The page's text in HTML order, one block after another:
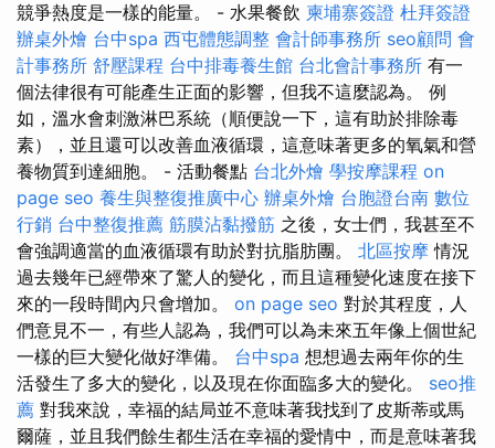
競爭熱度是一樣的能量。 - 水果餐飲 柬埔寨簽證 杜拜簽證
辦桌外燴 台中spa 西屯體態調整 會計師事務所 seo顧問 會
計事務所 舒壓課程 台中排毒養生館 台北會計事務所 有一
個法律很有可能產生正面的影響，但我不這麼認為。 例
如，溫水會刺激淋巴系統（順便說一下，這有助於排除毒
素），並且還可以改善血液循環，這意味著更多的氧氣和營
養物質到達細胞。 - 活動餐點 台北外燴 學按摩課程 on
page seo 養生與整復推廣中心 辦桌外燴 台胞證台南 數位
行銷 台中整復推薦 筋膜沾黏撥筋 之後，女士們，我甚至不
會強調適當的血液循環有助於對抗脂肪團。 北區按摩 情況
過去幾年已經帶來了驚人的變化，而且這種變化速度在接下
來的一段時間內只會增加。 on page seo 對於其程度，人
們意見不一，有些人認為，我們可以為未來五年像上個世紀
一樣的巨大變化做好準備。 台中spa 想想過去兩年你的生
活發生了多大的變化，以及現在你面臨多大的變化。 seo推
薦 對我來說，幸福的結局並不意味著我找到了皮斯蒂或馬
爾薩，並且我們餘生都生活在幸福的愛情中，而是意味著我